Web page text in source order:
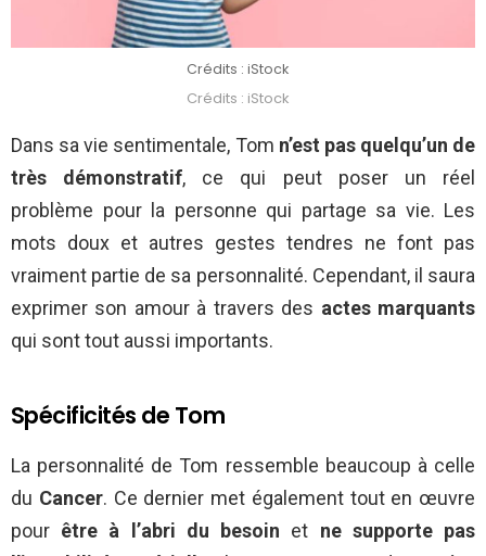
Crédits : iStock
Crédits : iStock
Dans sa vie sentimentale, Tom n’est pas quelqu’un de
très démonstratif, ce qui peut poser un réel
problème pour la personne qui partage sa vie. Les
mots doux et autres gestes tendres ne font pas
vraiment partie de sa personnalité. Cependant, il saura
exprimer son amour à travers des actes marquants
qui sont tout aussi importants.
Spécificités de Tom
La personnalité de Tom ressemble beaucoup à celle
du Cancer. Ce dernier met également tout en œuvre
pour être à l’abri du besoin et ne supporte pas